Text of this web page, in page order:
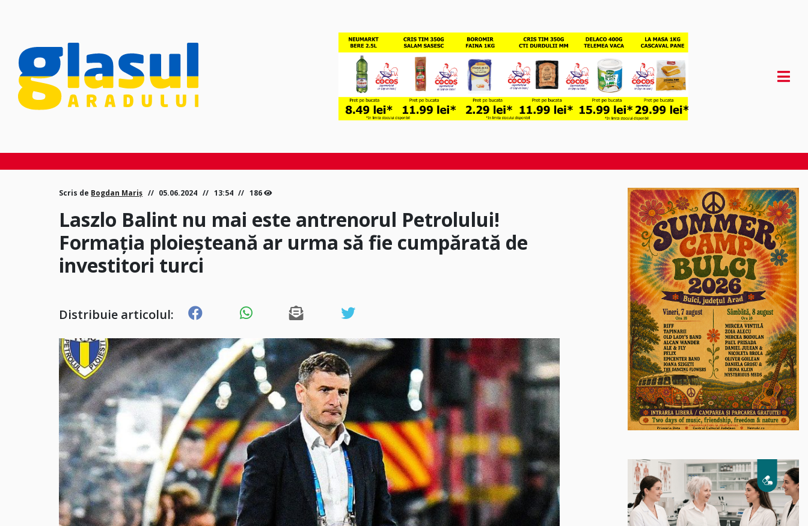
Scris de Bogdan Mariș 05.06.2024 13:54 186
Laszlo Balint nu mai este antrenorul Petrolului!
Formația ploieșteană ar urma să fie cumpărată de
investitori turci
Distribuie articolul: